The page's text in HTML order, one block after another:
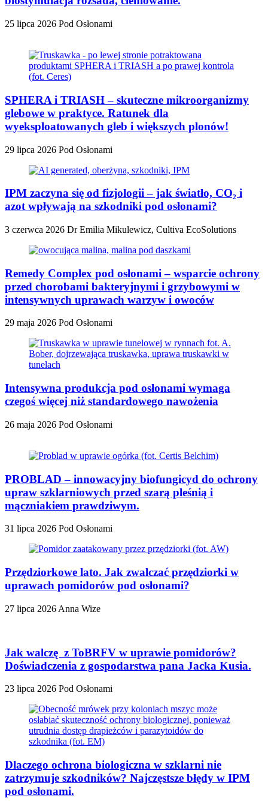
25 lipca 2026 Pod Osłonami
SPHERA i TRIASH – skuteczne mikroorganizmy
glebowe w praktyce. Ratunek dla
wyeksploatowanych gleb i większych plonów!
29 lipca 2026 Pod Osłonami
IPM zaczyna się od fizjologii – jak światło, CO₂ i
azot wpływają na szkodniki pod osłonami?
3 czerwca 2026 Dr Emilia Mikulewicz, Cultiva EcoSolutions
Remedy Complex pod osłonami – wsparcie ochrony
przed chorobami bakteryjnymi i grzybowymi w
intensywnych uprawach warzyw i owoców
29 maja 2026 Pod Osłonami
Intensywna produkcja pod osłonami wymaga
czegoś więcej niż standardowego nawożenia
26 maja 2026 Pod Osłonami
PROBLAD – innowacyjny biofungicyd do ochrony
upraw szklarniowych przed szarą pleśnią i
mączniakiem prawdziwym.
31 lipca 2026 Pod Osłonami
Przędziorkowe lato. Jak zwalczać przędziorki w
uprawach pomidorów pod osłonami?
27 lipca 2026 Anna Wize
Jak walczę z ToBRFV w uprawie pomidorów?
Doświadczenia z gospodarstwa pana Jacka Kusia.
23 lipca 2026 Pod Osłonami
Dlaczego ochrona biologiczna w szklarni nie
zatrzymuje szkodników? Najczęstsze błędy w IPM
pod osłonami.